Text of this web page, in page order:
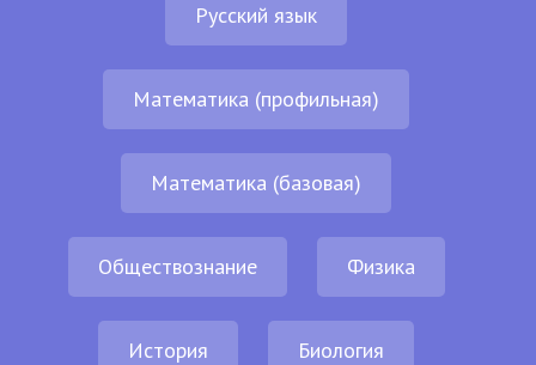
Русский язык
Математика (профильная)
Математика (базовая)
Обществознание Физика
История Биология